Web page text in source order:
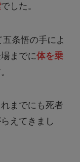
でした。
条悟の手によ
までに体を乗
までにも死者
えてきまし